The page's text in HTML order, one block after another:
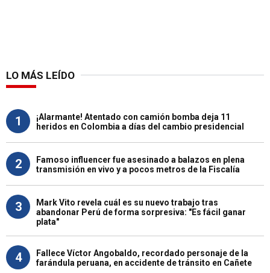
LO MÁS LEÍDO
1
¡Alarmante! Atentado con camión bomba deja 11
heridos en Colombia a días del cambio presidencial
2
Famoso influencer fue asesinado a balazos en plena
transmisión en vivo y a pocos metros de la Fiscalía
3
Mark Vito revela cuál es su nuevo trabajo tras
abandonar Perú de forma sorpresiva: "Es fácil ganar
plata"
4
Fallece Víctor Angobaldo, recordado personaje de la
farándula peruana, en accidente de tránsito en Cañete